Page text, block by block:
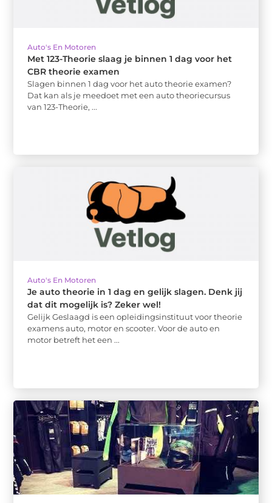
Auto's En Motoren
Met 123-Theorie slaag je binnen 1 dag voor het
CBR theorie examen
Slagen binnen 1 dag voor het auto theorie examen?
Dat kan als je meedoet met een auto theoriecursus
van 123-Theorie, ...
Auto's En Motoren
Je auto theorie in 1 dag en gelijk slagen. Denk jij
dat dit mogelijk is? Zeker wel!
Gelijk Geslaagd is een opleidingsinstituut voor theorie
examens auto, motor en scooter. Voor de auto en
motor betreft het een ...